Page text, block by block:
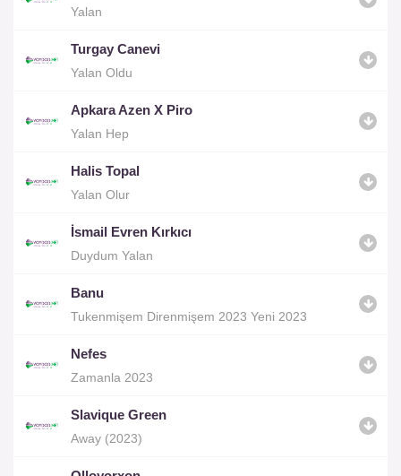
Yalan
Turgay Canevi
Yalan Oldu
Apkara Azen X Piro
Yalan Hep
Halis Topal
Yalan Olur
İsmail Evren Kırkıcı
Duydum Yalan
Banu
Tukenmişem Direnmişem 2023 Yeni 2023
Nefes
Zamanla 2023
Slavique Green
Away (2023)